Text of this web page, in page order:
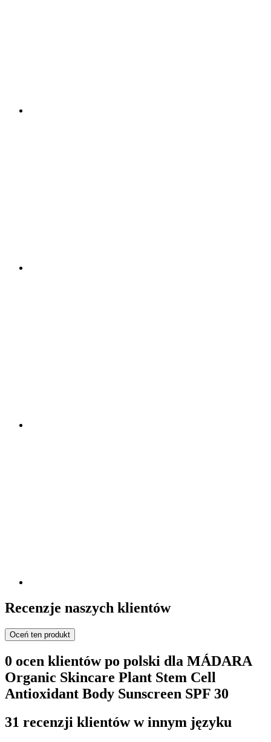
Recenzje naszych klientów
Oceń ten produkt
0 ocen klientów po polski dla MÁDARA
Organic Skincare Plant Stem Cell
Antioxidant Body Sunscreen SPF 30
31 recenzji klientów w innym języku